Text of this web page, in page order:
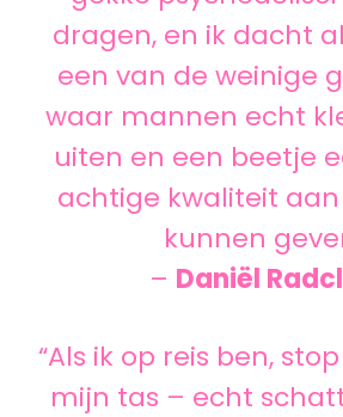
dragen, en ik dacht
een van de weinige
waar mannen echt
uiten en een beetje
achtige kwaliteit
kunnen
– Daniël
“Als ik op reis ben,
mijn tas – echt